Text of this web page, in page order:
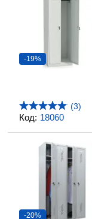
Код: 18060
-19%
(3)
-20%